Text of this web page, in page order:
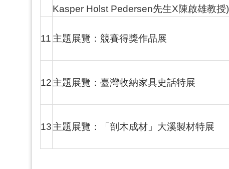
Kasper Holst Pedersen先生X陳啟雄教授)
11 主題展覽：競賽得獎作品展
12主題展覽：臺灣收納家具史話特展
13主題展覽：「剖木成材」大溪製材特展